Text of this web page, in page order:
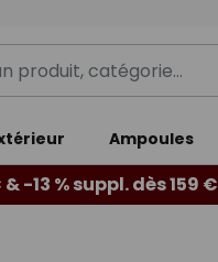
Ampoules
-13 % suppl. dès 159 €